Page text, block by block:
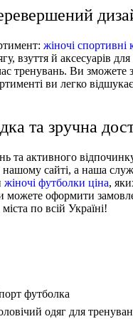
жіночі спортивні
взуття й аксесуарів для
тренувань. Ви зможете
ви легко
та зручна
та активного
нашому сайті, а наша
жіночі футболки ціна,
можете оформити
по всій Україні!
футболка
одяг для